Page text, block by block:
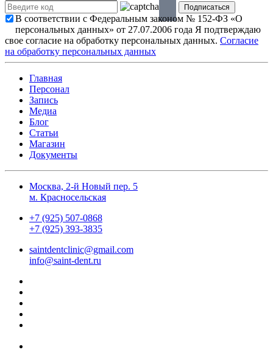
В соответствии с Федеральным законом № 152-ФЗ «О
персональных данных» от 27.07.2006 года Я подтверждаю
свое согласие на обработку персональных данных. Согласие
на обработку персональных данных
Главная
Персонал
Запись
Медиа
Блог
Статьи
Магазин
Документы
Москва, 2-й Новый пер. 5
м. Красносельская
+7 (925) 507-0868
+7 (925) 393-3835
saintdentclinic@gmail.com
info@saint-dent.ru